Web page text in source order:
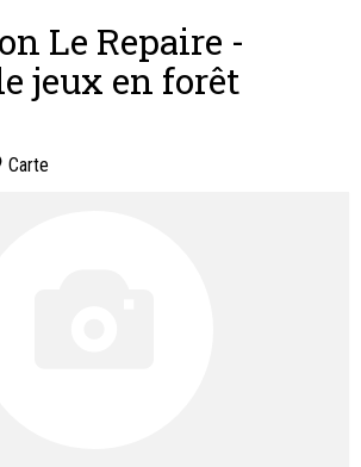
Le Repaire -
jeux en forêt
Carte